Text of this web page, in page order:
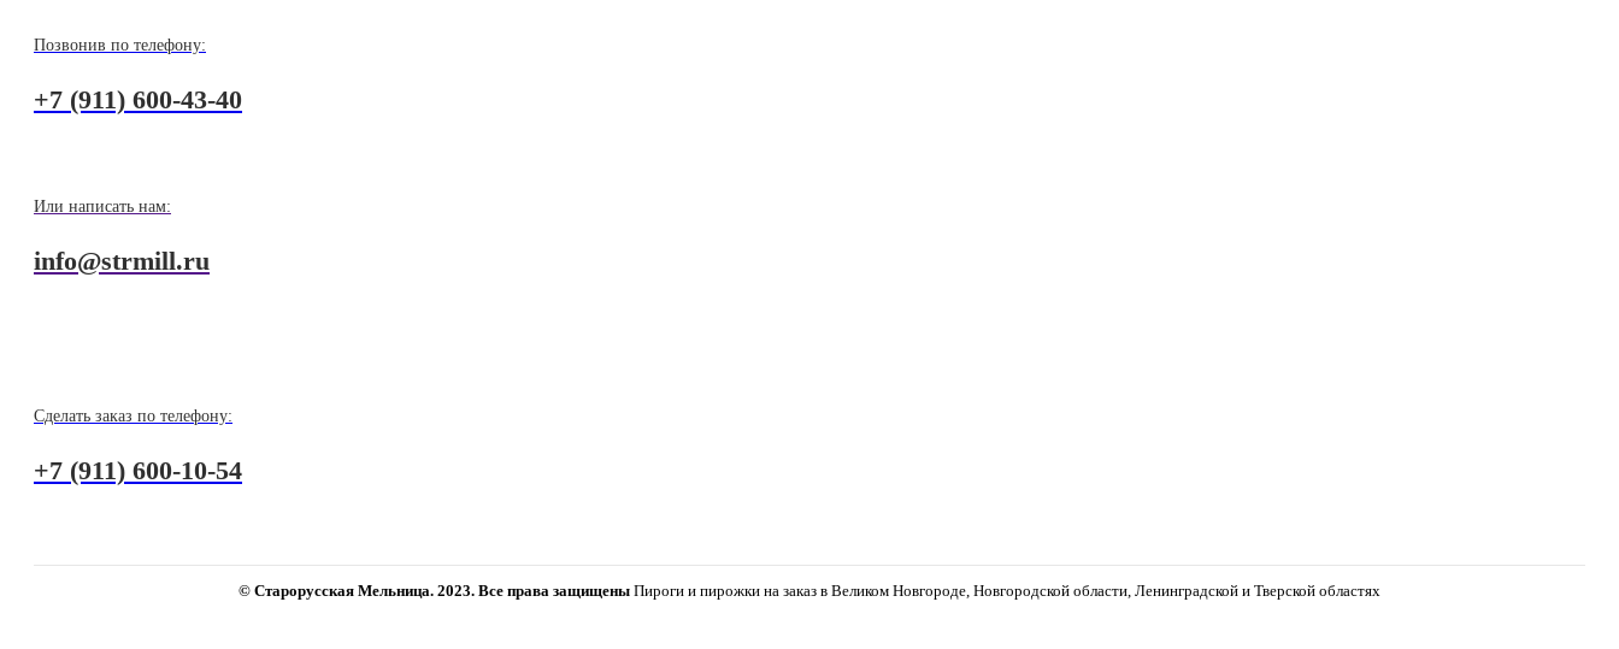
Позвонив по телефону:
+7 (911) 600-43-40
Или написать нам:
info@strmill.ru
Сделать заказ по телефону:
+7 (911) 600-10-54
© Старорусская Мельница. 2023. Все права защищены Пироги и пирожки на заказ в Великом Новгороде, Новгородской области, Ленинградской и Тверской областях